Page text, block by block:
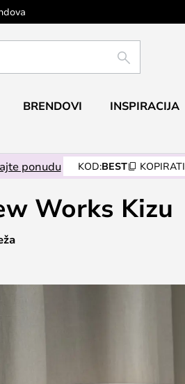
TRAŽI
BRENDOVI INSPIRACIJA
ponudu KOD:BEST KOPIRATI
Works Kizu